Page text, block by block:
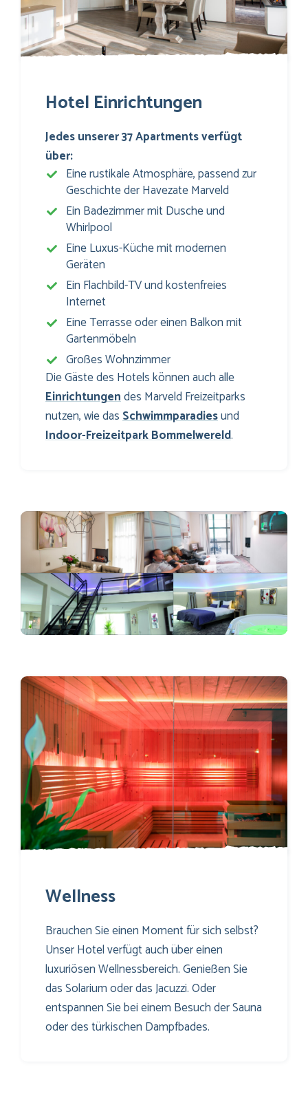
Hotel Einrichtungen
Jedes unserer 37 Apartments verfügt
über:
Eine rustikale Atmosphäre, passend zur
Geschichte der Havezate Marveld
Ein Badezimmer mit Dusche und
Whirlpool
Eine Luxus-Küche mit modernen
Geräten
Ein Flachbild-TV und kostenfreies
Internet
Eine Terrasse oder einen Balkon mit
Gartenmöbeln
Großes Wohnzimmer
Die Gäste des Hotels können auch alle
Einrichtungendes Marveld Freizeitparks
nutzen, wie dasSchwimmparadiesund
Indoor-Freizeitpark Bommelwereld.
Wellness
Brauchen Sie einen Moment für sich selbst?
Unser Hotel verfügt auch über einen
luxuriösen Wellnessbereich. Genießen Sie
das Solarium oder das Jacuzzi. Oder
entspannen Sie bei einem Besuch der Sauna
oder des türkischen Dampfbades.